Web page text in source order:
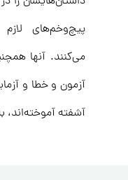
پیچ‌وخم‌های
می‌کنند. آنها
آزمون و خطا و
آشفته آموخته‌اند،